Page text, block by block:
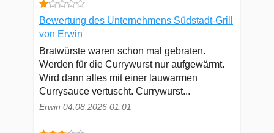
Bewertung des Unternehmens Südstadt-Grill
von Erwin
Bratwürste waren schon mal gebraten.
Werden für die Currywurst nur aufgewärmt.
Wird dann alles mit einer lauwarmen
Currysauce vertuscht. Currywurst...
Erwin 04.08.2026 01:01